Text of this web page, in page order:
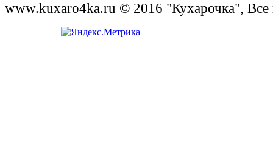
www.kuxaro4ka.ru © 2016 "Кухарочка",